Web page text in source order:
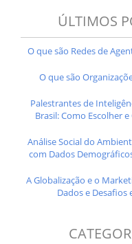
ÚLTIMOS
O que são Redes de
O que são
Palestrantes de
Brasil: Como Escolher
Análise Social do
com Dados
A Globalização e o
Dados e Desafios